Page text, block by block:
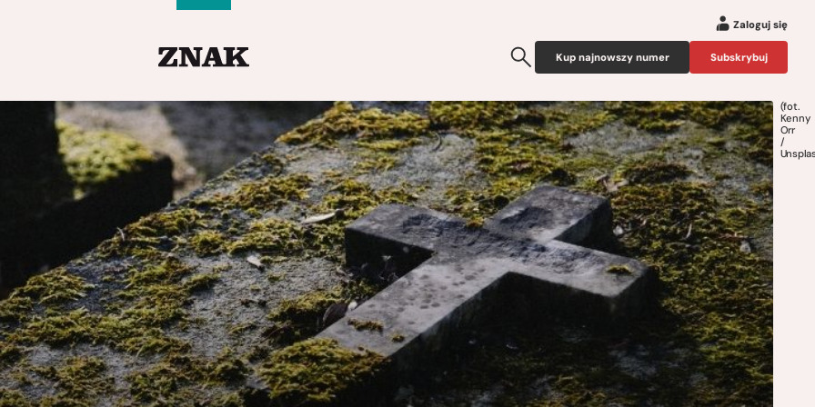
Zaloguj się
Kup najnowszy numer Subskrybuj
(fot.
Kenny
Orr
/